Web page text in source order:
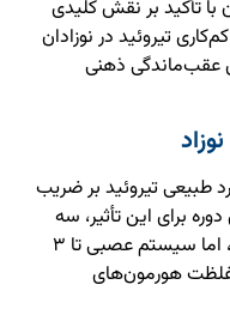
تأکید بر نقش کلیدی
تیروئید در نوزادان
عقب‌ماندگی ذهنی
طبیعی تیروئید بر ضریب
برای این تأثیر، سه
ماه سوم بارداری و ماه اول تولد است، اما سیستم عصبی تا ۳
غلظت هورمون‌های